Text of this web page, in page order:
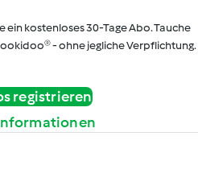
ein kostenloses 30-Tage Abo. Tauche
- ohne jegliche Verpflichtung.
registrieren